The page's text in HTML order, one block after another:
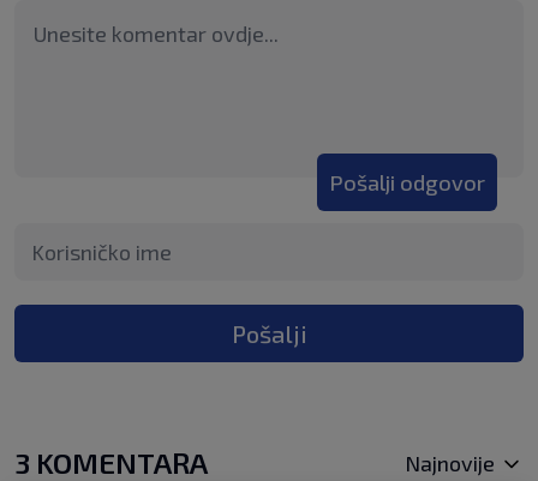
Pošalji odgovor
Pošalji
3 KOMENTARA Najnovije